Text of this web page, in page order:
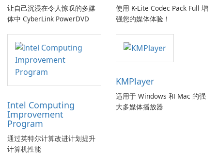
让自己沉浸在令人惊叹的多媒
体中 CyberLink PowerDVD
使用 K-Lite Codec Pack Full 增
强您的媒体体验！
Intel Computing
Improvement
Program
通过英特尔计算改进计划提升
计算机性能
KMPlayer
适用于 Windows 和 Mac 的强
大多媒体播放器